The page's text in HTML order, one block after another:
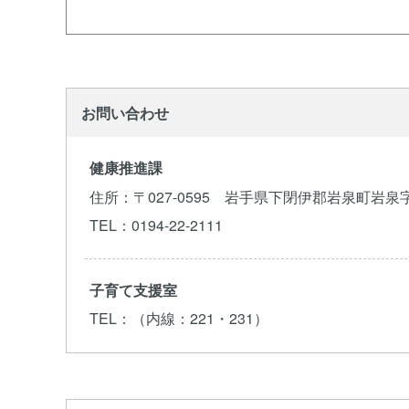
お問い合わせ
健康推進課
住所 ：〒027-0595 岩手県下閉伊郡岩泉町岩
TEL ：0194-22-2111
子育て支援室
TEL ：（内線：221・231）